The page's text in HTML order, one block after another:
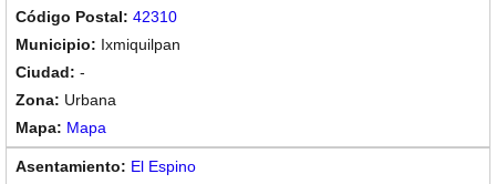
42310
Ixmiquilpan
-
Urbana
Mapa
El Espino